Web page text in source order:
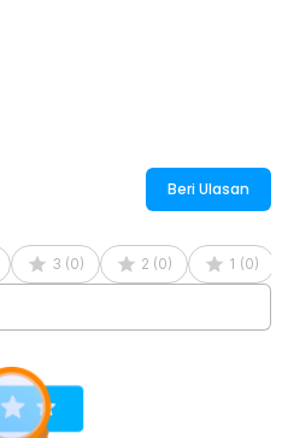
Beri Ulasan
3 (0) 2 (0) 1 (0)